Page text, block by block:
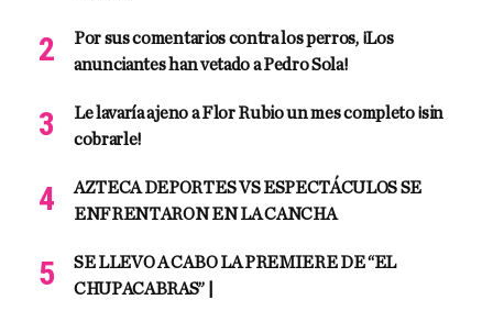
Por sus comentarios contra los perros, ¡Los
anunciantes han vetado a Pedro Sola!
Le lavaría ajeno a Flor Rubio un mes completo ¡sin
cobrarle!
AZTECA DEPORTES VS ESPECTÁCULOS SE
ENFRENTARON EN LA CANCHA
SE LLEVO A CABO LA PREMIERE DE “EL
CHUPACABRAS” |